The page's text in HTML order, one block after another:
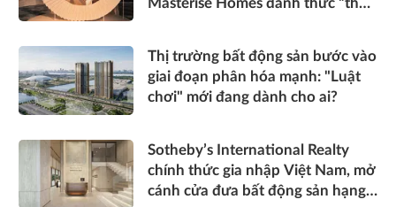
Thị trường bất động sản bước vào
giai đoạn phân hóa mạnh: "Luật
chơi" mới đang dành cho ai?
Sotheby’s International Realty
chính thức gia nhập Việt Nam, mở
cánh cửa đưa bất động sản hạng